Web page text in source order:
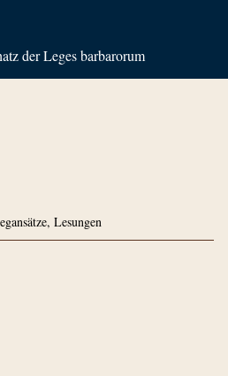
der Leges barbarorum
Lesungen